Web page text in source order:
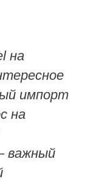
на
импорт
на
важный